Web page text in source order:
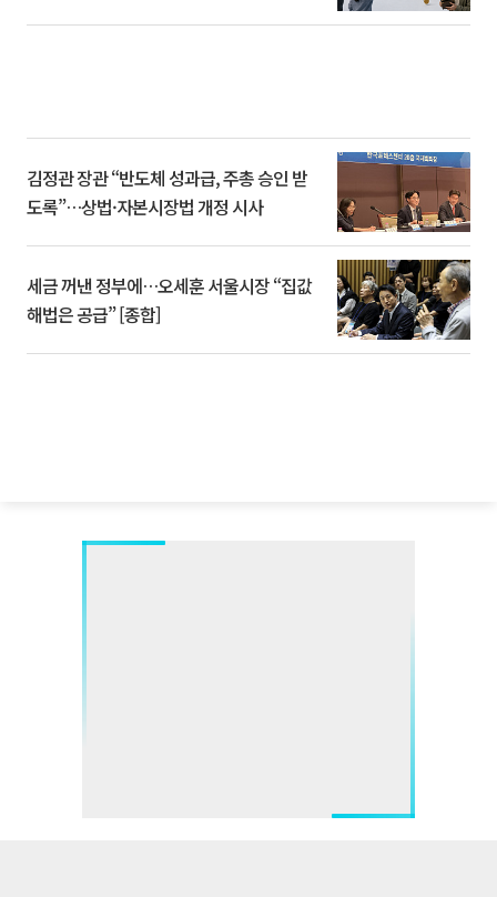
김정관 장관 “반도체 성과급, 주총 승인 받
도록”…상법·자본시장법 개정 시사
세금 꺼낸 정부에…오세훈 서울시장 “집값
해법은 공급” [종합]